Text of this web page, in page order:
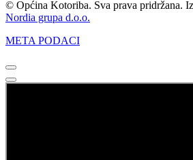
© Općina Kotoriba. Sva prava pridržana.
Nordia grupa d.o.o.
META PODACI